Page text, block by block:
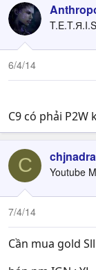
T.E.T.Я.I.S
6/4/14
C9 có phải P2W
C Youtube
7/4/14
Cần mua gold